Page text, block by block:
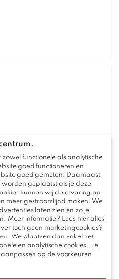
.
zowel functionele als analytische
goed functioneren en
goed gemeten. Daarnaast
worden geplaatst als je deze
kunnen wij de ervaring op
meer gestroomlijnd maken. We
laten zien en zo je
Meer informatie? Lees hier alles
toch geen marketingcookies?
. We plaatsen dan enkel het
en analytische cookies. Je
op de voorkeuren